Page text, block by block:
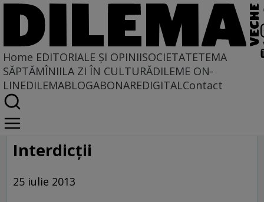
Home EDITORIALE ȘI OPINIISOCIETATETEMA
SĂPTĂMÎNIILA ZI ÎN CULTURĂDILEME ON-
LINEDILEMABLOGABONAREDIGITALContact
Home
Galerie
Interdicţii
25 iulie 2013